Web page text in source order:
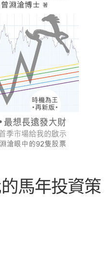
馬年投資策